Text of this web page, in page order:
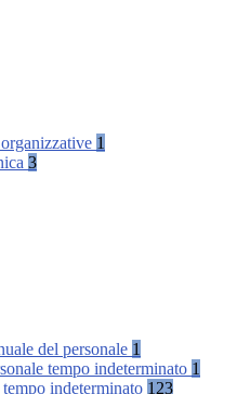
1
3
del personale 1
tempo indeterminato 1
indeterminato 123